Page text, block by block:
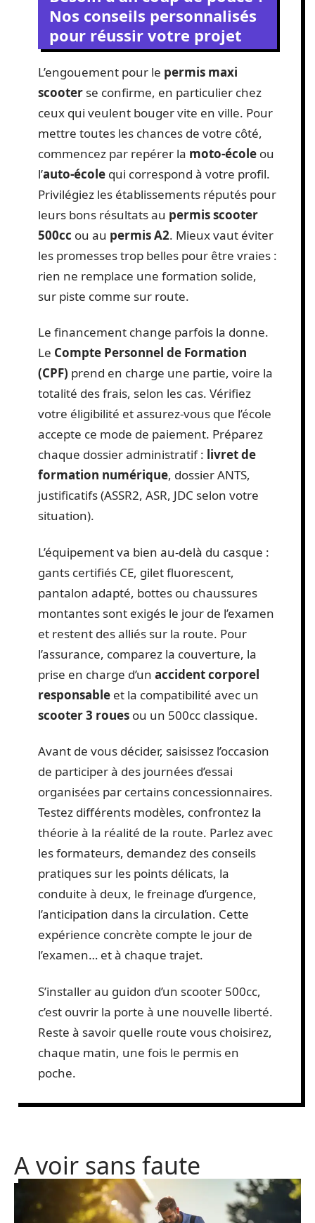
Besoin d’un coup de pouce ?
Nos conseils personnalisés
pour réussir votre projet
L’engouement pour lepermis maxi
scooterse confirme, en particulier chez
ceux qui veulent bouger vite en ville. Pour
mettre toutes les chances de votre côté,
l’auto-écolequi correspond à votre profil.
Privilégiez les établissements réputés pour
leurs bons résultats aupermis scooter
500ccou aupermis A2. Mieux vaut éviter
les promesses trop belles pour être vraies :
rien ne remplace une formation solide,
sur piste comme sur route.
Le financement change parfois la donne.
LeCompte Personnel de Formation
totalité des frais, selon les cas. Vérifiez
votre éligibilité et assurez-vous que l’école
accepte ce mode de paiement. Préparez
chaque dossier administratif : livret de
formation numérique , dossier ANTS,
justificatifs (ASSR2, ASR, JDC selon votre
situation).
L’équipement va bien au-delà du casque :
pantalon adapté, bottes ou chaussures
montantes sont exigés le jour de l’examen
et restent des alliés sur la route. Pour
l’assurance, comparez la couverture, la
prise en charge d’unaccident corporel
responsableet la compatibilité avec un
scooter 3 rouesou un 500cc classique.
Avant de vous décider, saisissez l’occasion
de participer à des journées d’essai
organisées par certains concessionnaires.
théorie à la réalité de la route. Parlez avec
les formateurs, demandez des conseils
pratiques sur les points délicats, la
conduite à deux, le freinage d’urgence,
l’anticipation dans la circulation. Cette
c’est ouvrir la porte à une nouvelle liberté.
Reste à savoir quelle route vous choisirez,
chaque matin, une fois le permis en